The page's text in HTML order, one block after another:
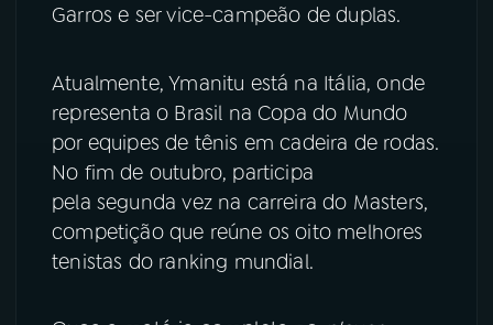
Garros e ser vice-campeão de duplas.
Atualmente, Ymanitu está na Itália, onde
representa o Brasil na Copa do Mundo
por equipes de tênis em cadeira de rodas.
No fim de outubro, participa
pela segunda vez na carreira do Masters,
competição que reúne os oito melhores
tenistas do ranking mundial.